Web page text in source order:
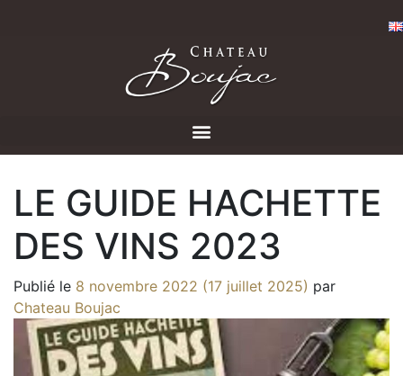
LE GUIDE HACHETTE
DES VINS 2023
Publié le 8 novembre 2022 (17 juillet 2025) par
Chateau Boujac